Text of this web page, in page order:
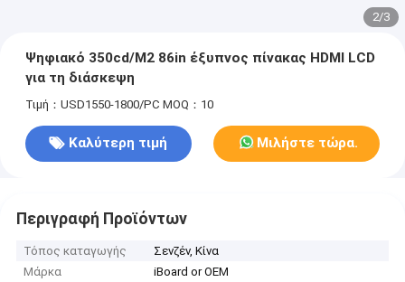
2/3
Ψηφιακό 350cd/M2 86in έξυπνος πίνακας HDMI LCD
για τη διάσκεψη
Τιμή：USD1550-1800/PC MOQ：10
Καλύτερη τιμή Μιλήστε τώρα.
Περιγραφή Προϊόντων
Τόπος καταγωγής
Σενζέν, Κίνα
Μάρκα
iBoard or OEM